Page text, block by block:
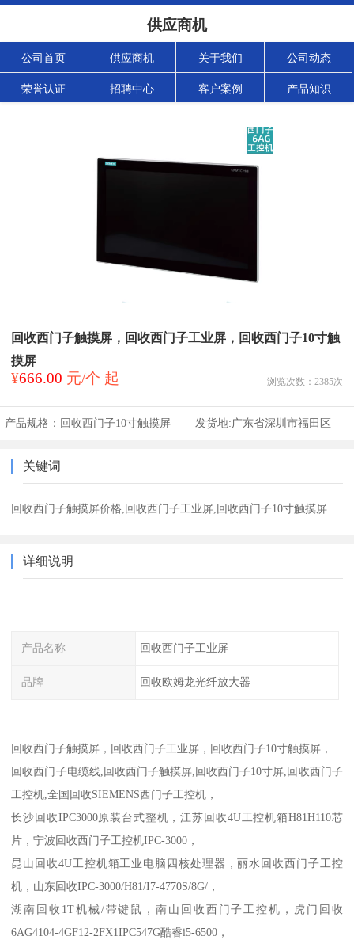
供应商机
公司首页 供应商机 关于我们 公司动态
荣誉认证 招聘中心 客户案例 产品知识
回收西门子触摸屏，回收西门子工业屏，回收西门子10寸触
摸屏
¥666.00 元/个 起 浏览次数： 2385次
产品规格： 回收西门子10寸触摸屏 发货地:广东省深圳市福田区
关键词
回收西门子触摸屏价格,回收西门子工业屏,回收西门子10寸触摸屏
详细说明
产品名称 回收西门子工业屏
品牌 回收欧姆龙光纤放大器
回收西门子触摸屏，回收西门子工业屏，回收西门子10寸触摸屏，
回收西门子电缆线,回收西门子触摸屏,回收西门子10寸屏,回收西门子
工控机,全国回收SIEMENS西门子工控机，
长沙回收IPC3000原装台式整机，江苏回收4U工控机箱H81H110芯
片，宁波回收西门子工控机IPC-3000，
昆山回收4U工控机箱工业电脑四核处理器，丽水回收西门子工控
机，山东回收IPC-3000/H81/I7-4770S/8G/，
湖南回收1T机械/带键鼠，南山回收西门子工控机，虎门回收
6AG4104-4GF12-2FX1IPC547G酷睿i5-6500，